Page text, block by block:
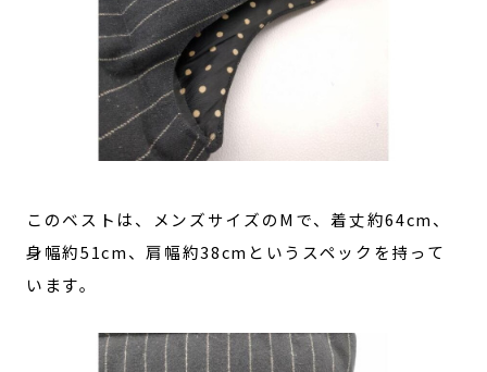
このベストは、メンズサイズのMで、着丈約64cm、
身幅約51cm、肩幅約38cmというスペックを持って
います。